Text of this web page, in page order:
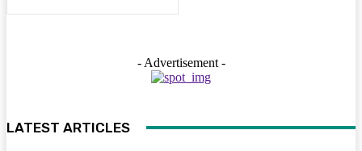
- Advertisement -
LATEST ARTICLES